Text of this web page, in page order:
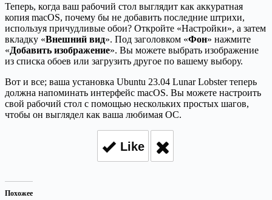
Теперь, когда ваш рабочий стол выглядит как аккуратная
копия macOS, почему бы не добавить последние штрихи,
используя причудливые обои? Откройте «Настройки», а затем
вкладку «Внешний вид». Под заголовком «Фон» нажмите
«Добавить изображение». Вы можете выбрать изображение
из списка обоев или загрузить другое по вашему выбору.
Вот и все; ваша установка Ubuntu 23.04 Lunar Lobster теперь
должна напоминать интерфейс macOS. Вы можете настроить
свой рабочий стол с помощью нескольких простых шагов,
чтобы он выглядел как ваша любимая ОС.
Like
Похожее